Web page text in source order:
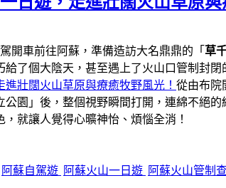
開車前往阿蘇，準備造訪大名鼎鼎的「 草
了個大陰天，甚至遇上了火山口管制封
壯闊火山草原與療癒牧野風光！ 從由布院
園」後，整個視野瞬間打開，連綿不絕
就讓人覺得心曠神怡、煩惱全消！
阿蘇自駕遊 阿蘇火山一日遊 阿蘇火山管制